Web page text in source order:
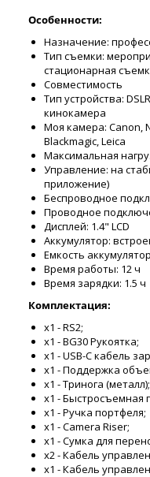
Особенности:
Назначение:
Тип съемки:
стационарная
Совместимость
Тип устройства:
кинокамера
Моя камера: Canon,
Blackmagic, Leica
Максимальная
Управление: на
приложение)
Беспроводное
Проводное
Дисплей: 1.4" LCD
Аккумулятор:
Емкость
Время работы: 12 ч
Время зарядки: 1.5 ч
Комплектация:
x1 - RS2;
x1 - BG30 Рукоятка;
x1 - USB-C кабель
x1 - Поддержка
x1 - Тринога (металл);
x1 - Быстросъемная
x1 - Ручка портфеля;
x1 - Camera Riser;
x1 - Сумка для
x2 - Кабель
x1 - Кабель